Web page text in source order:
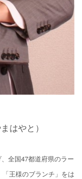
はやと）
全国47都道府県のラー
王様のブランチ」をは